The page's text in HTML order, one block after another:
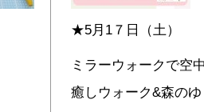
★5月1７日（土）
ミラーウォークで空
癒しウォーク&森の